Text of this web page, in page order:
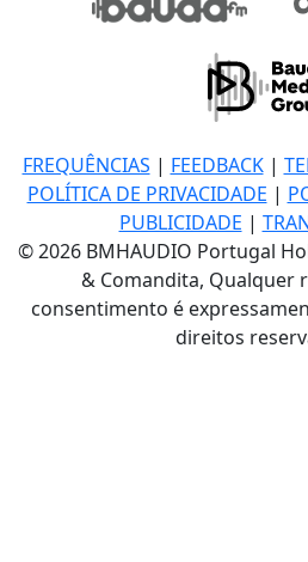
FREQUÊNCIAS | FEEDBACK|
POLÍTICA DE PRIVACIDADE |
PUBLICIDADE |
© 2026 BMHAUDIO Portugal
& Comandita, Qualquer
consentimento é
direitos